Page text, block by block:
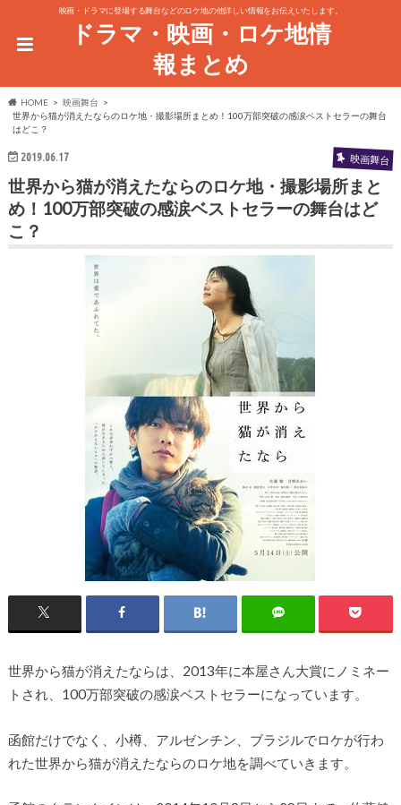
映画・ドラマに登場する舞台などのロケ地の他詳しい情報をお伝えいたします。
ドラマ・映画・ロケ地情
報まとめ
HOME
映画舞台
世界から猫が消えたならのロケ地・撮影場所まとめ！100万部突破の感涙ベストセラーの舞台
はどこ？
2019.06.17 映画舞台
世界から猫が消えたならのロケ地・撮影場所まと
め！100万部突破の感涙ベストセラーの舞台はど
こ？
世界から猫が消えたならは、2013年に本屋さん大賞にノミネー
トされ、100万部突破の感涙ベストセラーになっています。
函館だけでなく、小樽、アルゼンチン、ブラジルでロケが行わ
れた世界から猫が消えたならのロケ地を調べていきます。